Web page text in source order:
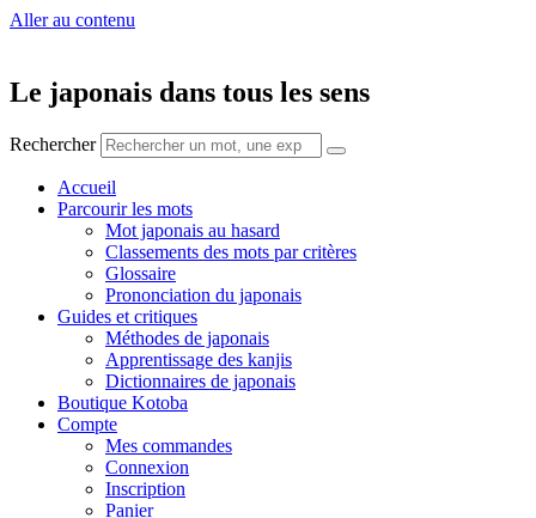
Aller au contenu
Le japonais dans tous les sens
Rechercher
Accueil
Parcourir les mots
Mot japonais au hasard
Classements des mots par critères
Glossaire
Prononciation du japonais
Guides et critiques
Méthodes de japonais
Apprentissage des kanjis
Dictionnaires de japonais
Boutique Kotoba
Compte
Mes commandes
Connexion
Inscription
Panier